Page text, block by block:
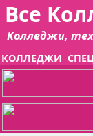
Все
Колледжи,
КОЛЛЕДЖИ